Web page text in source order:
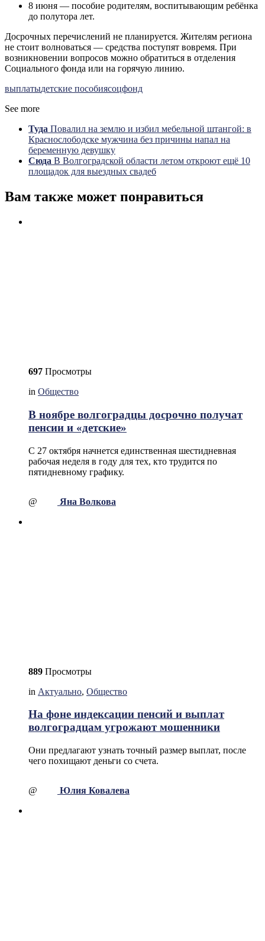
8 июня — пособие родителям, воспитывающим ребёнка
до полутора лет.
Досрочных перечислений не планируется. Жителям региона
не стоит волноваться — средства поступят вовремя. При
возникновении вопросов можно обратиться в отделения
Социального фонда или на горячую линию.
выплатыдетские пособиясоцфонд
See more
Туда Повалил на землю и избил мебельной штангой: в
Краснослободске мужчина без причины напал на
беременную девушку
Сюда В Волгоградской области летом откроют ещё 10
площадок для выездных свадеб
Вам также может понравиться
697 Просмотры
in Общество
В ноябре волгоградцы досрочно получат
пенсии и «детские»
С 27 октября начнется единственная шестидневная
рабочая неделя в году для тех, кто трудится по
пятидневному графику.
@ Яна Волкова
889 Просмотры
in Актуально, Общество
На фоне индексации пенсий и выплат
волгоградцам угрожают мошенники
Они предлагают узнать точный размер выплат, после
чего похищают деньги со счета.
@ Юлия Ковалева